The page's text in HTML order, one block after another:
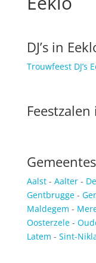
DJ’s in
Trouwfeest DJ’s
Gemeentes
Aalst- Aalter-
Gentbrugge-
Maldegem -
Oosterzele-
Latem - Sint-